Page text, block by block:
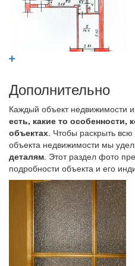
Дополнительно
Каждый объект недвижимости
есть, какие то особенности,
объектах. Чтобы раскрыть всю
объекта недвижимости мы
деталям. Этот раздел фото
подробности объекта и его